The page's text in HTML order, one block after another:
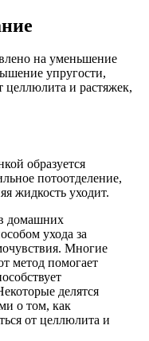
на уменьшение
упругости,
целлюлита и растяжек,
образуется
потоотделение,
жидкость уходит.
домашних
ухода за
Многие
метод помогает
делятся
о том, как
от целлюлита и